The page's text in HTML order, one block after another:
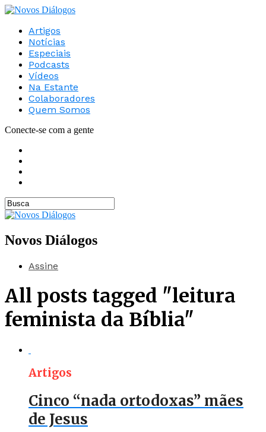
Artigos
Notícias
Especiais
Podcasts
Vídeos
Na Estante
Colaboradores
Quem Somos
Conecte-se com a gente
Novos Diálogos
Assine
All posts tagged "leitura
feminista da Bíblia"
Artigos
Cinco “nada ortodoxas” mães
de Jesus